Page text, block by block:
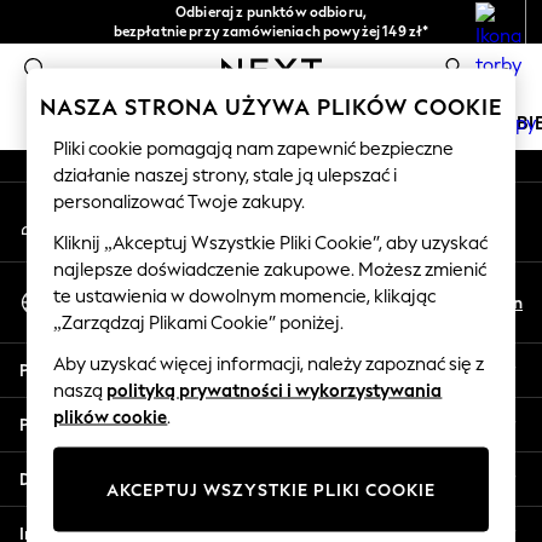
Odbieraj z punktów odbioru,
bezpłatnie przy zamówieniach powyżej 149 zł*
Łatwe zwroty*
0
HOLIDAY SHOP
Women's Holiday Shop
All Swimwear
All Beachwear
Bags & Accessories
Beach Dresses & Kaftans
Dresses
Flip Flops
Sliders
Jumpsuits & Playsuits
Sandals
Shorts
An error occurred on client
Nasze media społecznościowe
Moje konto
Zaloguj się na swoje konto
Wybierz Język
Polski
En
Pomoc
Prywatność i zasady prawne
Działy
Inne usługi
NASZA STRONA UŻYWA PLIKÓW COOKIE
Pliki cookie pomagają nam zapewnić bezpieczne
działanie naszej strony, stale ją ulepszać i
personalizować Twoje zakupy.
Kliknij „Akceptuj Wszystkie Pliki Cookie”, aby uzyskać
najlepsze doświadczenie zakupowe. Możesz zmienić
te ustawienia w dowolnym momencie, klikając
„Zarządzaj Plikami Cookie” poniżej.
Aby uzyskać więcej informacji, należy zapoznać się z
naszą polityką prywatności i wykorzystywania
plików cookie.
AKCEPTUJ WSZYSTKIE PLIKI COOKIE